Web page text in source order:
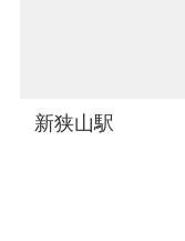
新狭山駅